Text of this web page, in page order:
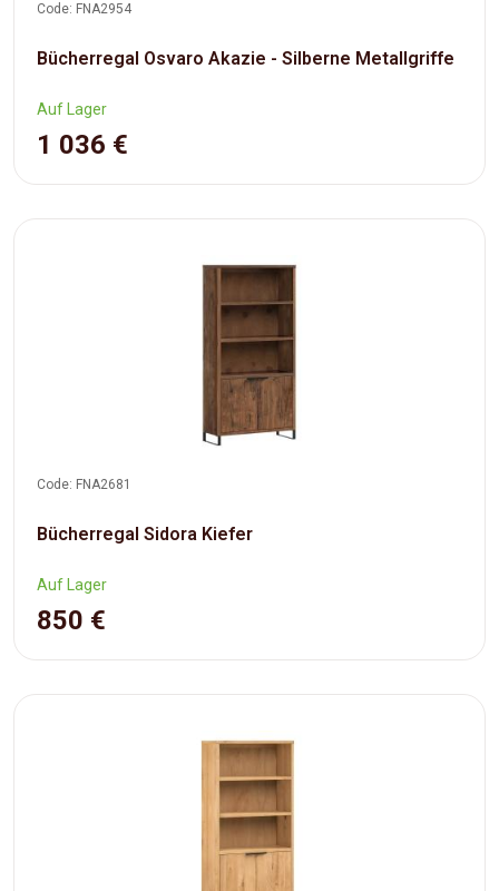
Code: FNA2954
Bücherregal Osvaro Akazie - Silberne Metallgriffe
Auf Lager
1 036 €
Code: FNA2681
Bücherregal Sidora Kiefer
Auf Lager
850 €